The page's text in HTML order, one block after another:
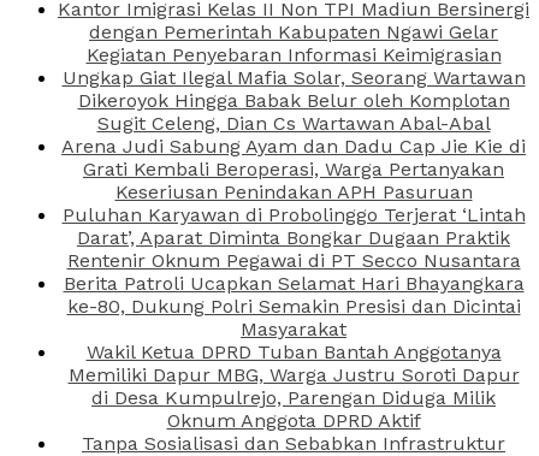
Kantor Imigrasi Kelas II Non TPI Madiun Bersinergi
dengan Pemerintah Kabupaten Ngawi Gelar
Kegiatan Penyebaran Informasi Keimigrasian
Ungkap Giat Ilegal Mafia Solar, Seorang Wartawan
Dikeroyok Hingga Babak Belur oleh Komplotan
Sugit Celeng, Dian Cs Wartawan Abal-Abal
Arena Judi Sabung Ayam dan Dadu Cap Jie Kie di
Grati Kembali Beroperasi, Warga Pertanyakan
Keseriusan Penindakan APH Pasuruan
Puluhan Karyawan di Probolinggo Terjerat ‘Lintah
Darat’, Aparat Diminta Bongkar Dugaan Praktik
Rentenir Oknum Pegawai di PT Secco Nusantara
Berita Patroli Ucapkan Selamat Hari Bhayangkara
ke-80, Dukung Polri Semakin Presisi dan Dicintai
Masyarakat
Wakil Ketua DPRD Tuban Bantah Anggotanya
Memiliki Dapur MBG, Warga Justru Soroti Dapur
di Desa Kumpulrejo, Parengan Diduga Milik
Oknum Anggota DPRD Aktif
Tanpa Sosialisasi dan Sebabkan Infrastruktur